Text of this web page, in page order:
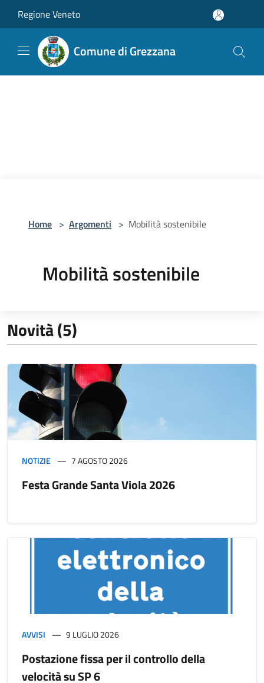
Regione Veneto
Comune di Grezzana
Home > Argomenti > Mobilità sostenibile
Mobilità sostenibile
Novità (5)
NOTIZIE 7 AGOSTO 2026
Festa Grande Santa Viola 2026
AVVISI 9 LUGLIO 2026
Postazione fissa per il controllo della
velocità su SP 6